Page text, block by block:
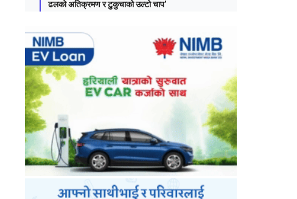
ढलको अतिक्रमण र टुकुचाको उल्टो चाप’